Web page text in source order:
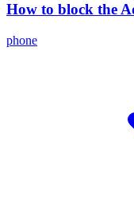
How to block the
phone